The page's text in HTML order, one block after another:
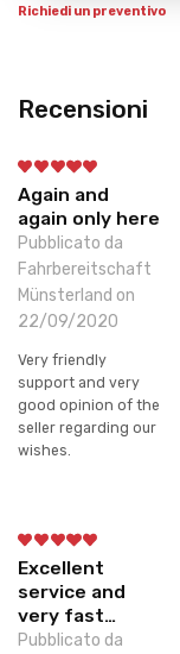
Richiedi un preventivo
Recensioni
Again and
again only here
Pubblicato da
Fahrbereitschaft
Münsterland on
22/09/2020
Very friendly
support and very
good opinion of the
seller regarding our
wishes.
Excellent
service and
very fast…
Pubblicato da